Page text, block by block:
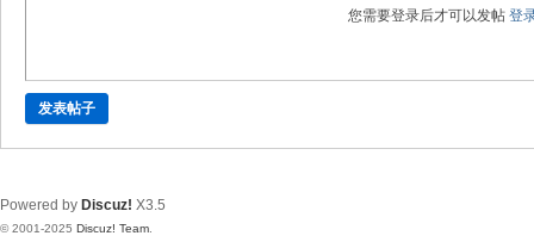
您需要登录后才可以发帖 登
发表帖子
Powered by Discuz! X3.5
© 2001-2025 Discuz! Team